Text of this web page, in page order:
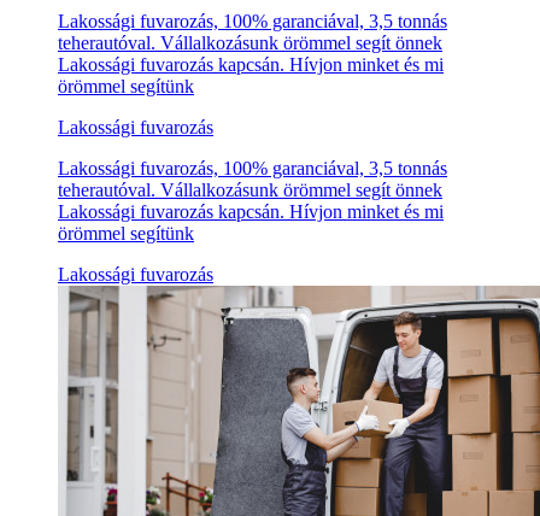
Lakossági fuvarozás, 100% garanciával, 3,5 tonnás
teherautóval. Vállalkozásunk örömmel segít önnek
Lakossági fuvarozás kapcsán. Hívjon minket és mi
örömmel segítünk
Lakossági fuvarozás
Lakossági fuvarozás, 100% garanciával, 3,5 tonnás
teherautóval. Vállalkozásunk örömmel segít önnek
Lakossági fuvarozás kapcsán. Hívjon minket és mi
örömmel segítünk
Lakossági fuvarozás